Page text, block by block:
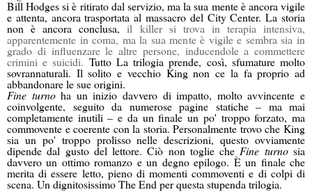
Bill Hodges si è ritirato dal servizio, ma la sua mente è ancora vigile
e attenta, ancora trasportata al massacro del City Center. La storia
non è ancora conclusa,il killer si trova in terapia intensiva,
apparentemente in coma, ma la sua mente è vigile e sembra sia in
grado di influenzare le altre persone, inducendole a commettere
crimini e suicidi. Tutto La trilogia prende, così, sfumature molto
sovrannaturali. Il solito e vecchio King non ce la fa proprio ad
abbandonare le sue origini.
Fine turnoha un inizio davvero di impatto, molto avvincente e
coinvolgente, seguito da numerose pagine statiche – ma mai
completamente inutili – e da un finale un po' troppo forzato, ma
commovente e coerente con la storia. Personalmente trovo che King
sia un po' troppo prolisso nelle descrizioni, questo ovviamente
dipende dal gusto del lettore. Ciò non toglie che Fine turnosia
davvero un ottimo romanzo e un degno epilogo. È un finale che
merita di essere letto, pieno di momenti commoventi e di colpi di
scena. Un dignitosissimo The End per questa stupenda trilogia.